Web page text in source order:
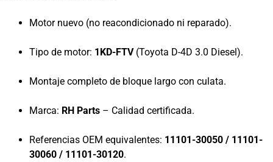
Motor nuevo (no reacondicionado ni reparado).
Tipo de motor: 1KD-FTV(Toyota D-4D 3.0 Diesel).
Montaje completo de bloque largo con culata.
Marca: RH Parts – Calidad certificada.
Referencias OEM equivalentes: 11101-30050 / 11101-
30060 / 11101-30120.